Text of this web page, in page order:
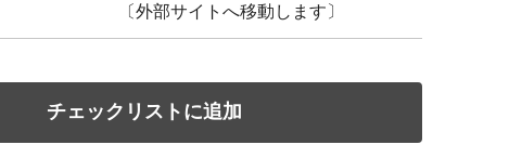
〔外部サイトへ移動します〕
チェックリストに追加